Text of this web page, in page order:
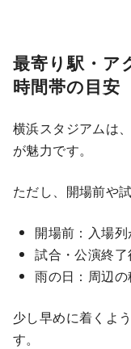
最寄り駅・ア
時間帯の目安
横浜スタジアムは
が魅力です。
ただし、開場前や
開場前：入場
試合・公演終
雨の日：周辺
少し早めに着くよ
す。